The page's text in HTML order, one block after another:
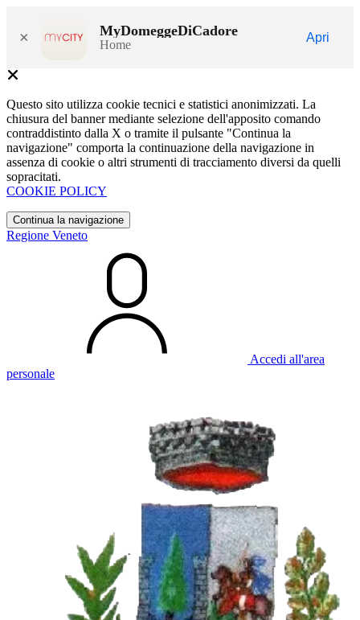
× MyDomeggeDiCadore
Home
Apri
Questo sito utilizza cookie tecnici e statistici anonimizzati. La
chiusura del banner mediante selezione dell'apposito comando
contraddistinto dalla X o tramite il pulsante "Continua la
navigazione" comporta la continuazione della navigazione in
assenza di cookie o altri strumenti di tracciamento diversi da quelli
sopracitati.
COOKIE POLICY
Continua la navigazione
Regione Veneto
Accedi all'area
personale